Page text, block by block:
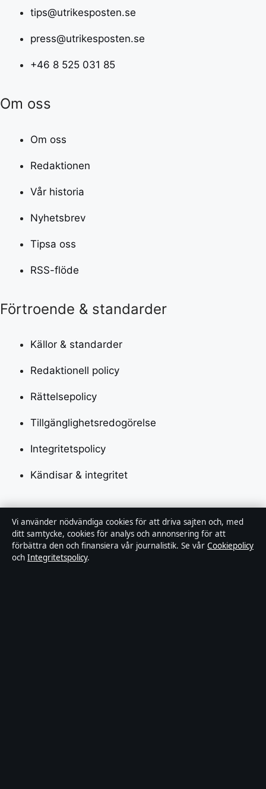
tips@utrikesposten.se
press@utrikesposten.se
+46 8 525 031 85
Om oss
Om oss
Redaktionen
Vår historia
Nyhetsbrev
Tipsa oss
RSS-flöde
Förtroende & standarder
Källor & standarder
Redaktionell policy
Rättelsepolicy
Tillgänglighetsredogörelse
Integritetspolicy
Kändisar & integritet
Om Utrikesposten i korthet
Utrikesposten är en oberoende svensk digital
nyhetssajt med fokus på film, tv, kultur och
Vi använder nödvändiga cookies för att driva sajten och, med
ditt samtycke, cookies för analys och annonsering för att
förbättra den och finansiera vår journalistik. Se vår Cookiepolicy
och Integritetspolicy.